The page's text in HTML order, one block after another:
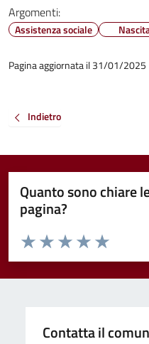
Argomenti:
Assistenza sociale
Pagina aggiornata il 31/01/2025
Indietro
Quanto sono chiare
pagina?
Valuta da 1 a 5 stelle la pagina
Valuta 5
Valuta 4 stelle
Valuta 3 stelle su 5
Valuta 2 stelle su 5
Valuta 1 stelle su 5
Contatta il